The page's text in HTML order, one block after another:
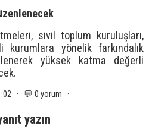
sivil toplum kuruluşları,
yönelik farkındalık
yüksek katma değerli
· 💬 0 yorum ·
yazın